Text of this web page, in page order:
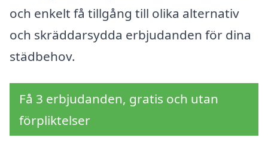
och enkelt få tillgång till olika alternativ
och skräddarsydda erbjudanden för dina
städbehov.
Få 3 erbjudanden, gratis och utan
förpliktelser